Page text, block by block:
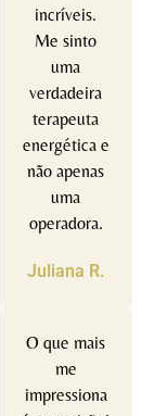
incríveis.
Me sinto
uma
verdadeira
terapeuta
energética e
não apenas
uma
operadora.
Juliana R.
O que mais
me
impressiona